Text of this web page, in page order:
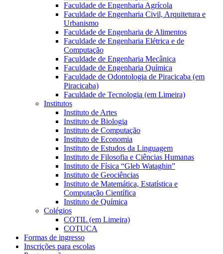
Faculdade de Engenharia Agrícola
Faculdade de Engenharia Civil, Arquitetura e
Urbanismo
Faculdade de Engenharia de Alimentos
Faculdade de Engenharia Elétrica e de
Computação
Faculdade de Engenharia Mecânica
Faculdade de Engenharia Química
Faculdade de Odontologia de Piracicaba (em
Piracicaba)
Faculdade de Tecnologia (em Limeira)
Institutos
Instituto de Artes
Instituto de Biologia
Instituto de Computação
Instituto de Economia
Instituto de Estudos da Linguagem
Instituto de Filosofia e Ciências Humanas
Instituto de Física “Gleb Wataghin”
Instituto de Geociências
Instituto de Matemática, Estatística e
Computação Científica
Instituto de Química
Colégios
COTIL (em Limeira)
COTUCA
Formas de ingresso
Inscrições para escolas